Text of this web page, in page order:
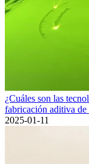
¿Cuáles son las
fabricación aditiva de
2025-01-11